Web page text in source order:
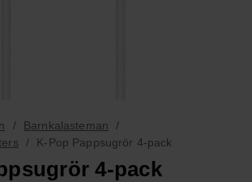
Barnkalasteman
K-Pop Pappsugrör 4-pack
4-pack